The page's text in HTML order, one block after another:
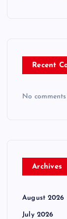
Recent
No
Archives
August 2026
July 2026